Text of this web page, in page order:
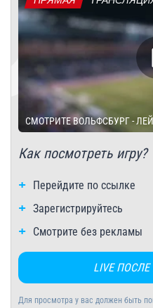
СМОТРИТЕ ВОЛЬФСБУРГ -
Как посмотреть игру?
Перейдите по ссылке
Зарегистрируйтесь
Смотрите без рекламы
LIVE
Для просмотра у вас должен быть